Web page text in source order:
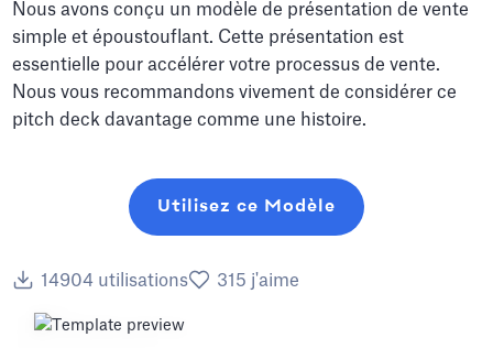
Nous avons conçu un modèle de présentation de vente
simple et époustouflant. Cette présentation est
essentielle pour accélérer votre processus de vente.
Nous vous recommandons vivement de considérer ce
pitch deck davantage comme une histoire.
Utilisez ce Modèle
14904 utilisations 315 j'aime